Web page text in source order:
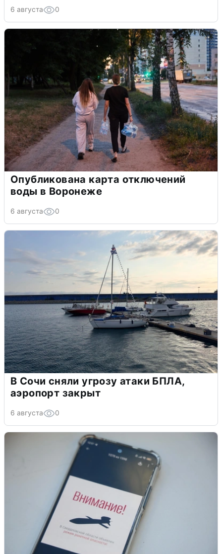
6 августа 0
Опубликована карта отключений
воды в Воронеже
6 августа 0
В Сочи сняли угрозу атаки БПЛА,
аэропорт закрыт
6 августа 0